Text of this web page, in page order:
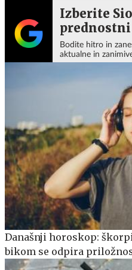
Izberite
Bodite hitro in
aktualne in
Današnji horoskop:
bikom se odpira